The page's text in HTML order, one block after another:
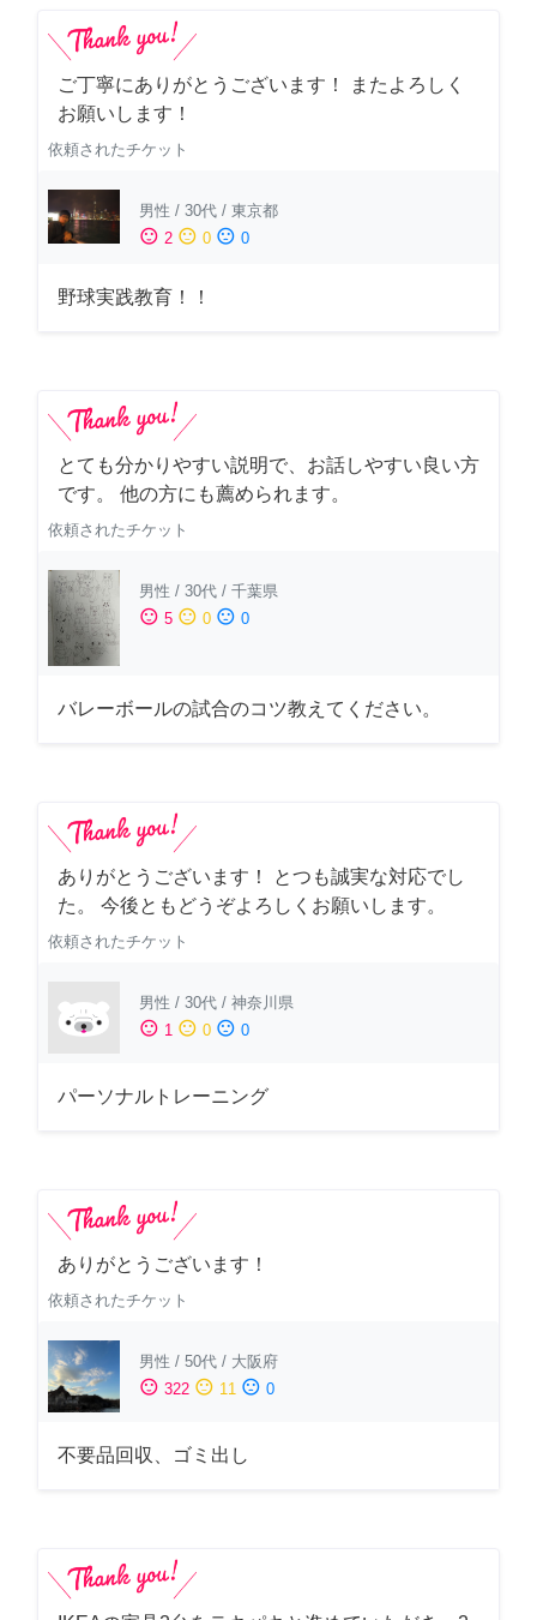
ご丁寧にありがとうございます！ またよろしく
お願いします！
依頼されたチケット
男性 / 30代 / 東京都
sentiment_satisfied 2 sentiment_neutral 0 sentiment_dissatisfied 0
野球実践教育！！
とても分かりやすい説明で、お話しやすい良い方
です。 他の方にも薦められます。
依頼されたチケット
男性 / 30代 / 千葉県
sentiment_satisfied 5 sentiment_neutral 0 sentiment_dissatisfied 0
バレーボールの試合のコツ教えてください。
ありがとうございます！ とつも誠実な対応でし
た。 今後ともどうぞよろしくお願いします。
依頼されたチケット
男性 / 30代 / 神奈川県
sentiment_satisfied 1 sentiment_neutral 0 sentiment_dissatisfied 0
パーソナルトレーニング
ありがとうございます！
依頼されたチケット
男性 / 50代 / 大阪府
sentiment_satisfied 322 sentiment_neutral 11 sentiment_dissatisfied 0
不要品回収、ゴミ出し